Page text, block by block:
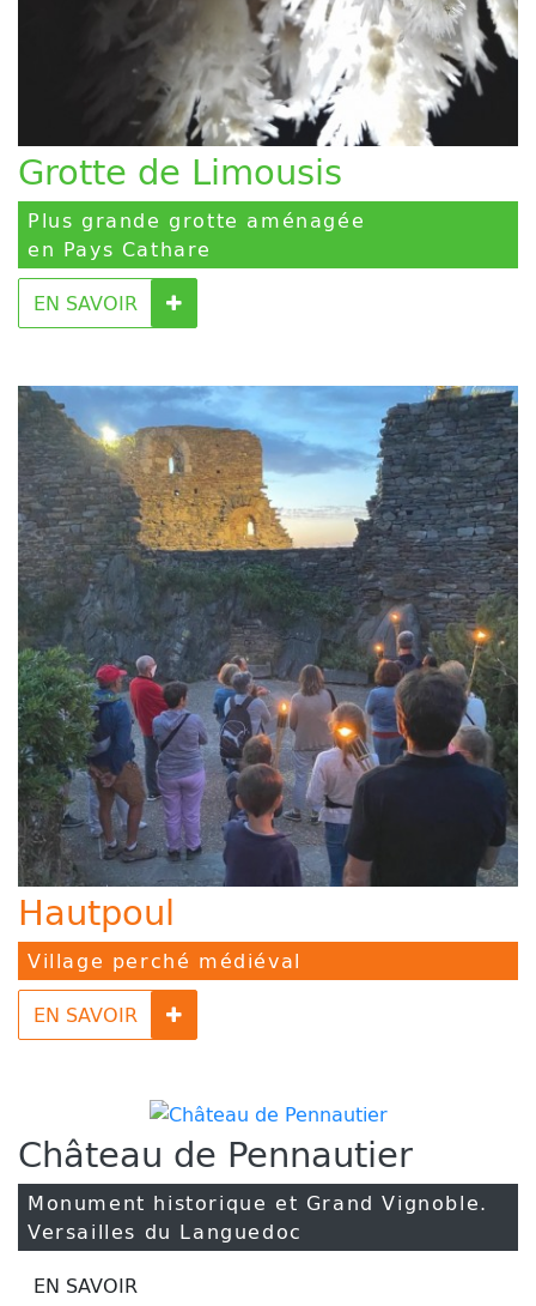
Grotte de Limousis
Plus grande grotte aménagée
en Pays Cathare
EN SAVOIR
Hautpoul
Village perché médiéval
EN SAVOIR
Château de Pennautier
Monument historique et Grand Vignoble.
Versailles du Languedoc
EN SAVOIR